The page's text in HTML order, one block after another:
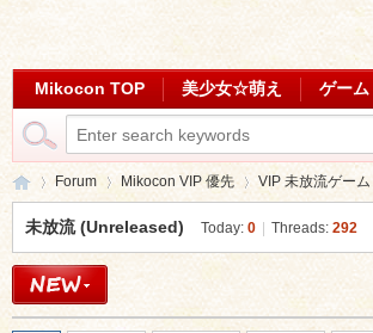
Mikocon TOP 美少女☆萌え ゲーム
»
Forum Mikocon VIP 優先 VIP 未放流ゲー
未放流 (Unreleased) Today: 0 Threads: 292